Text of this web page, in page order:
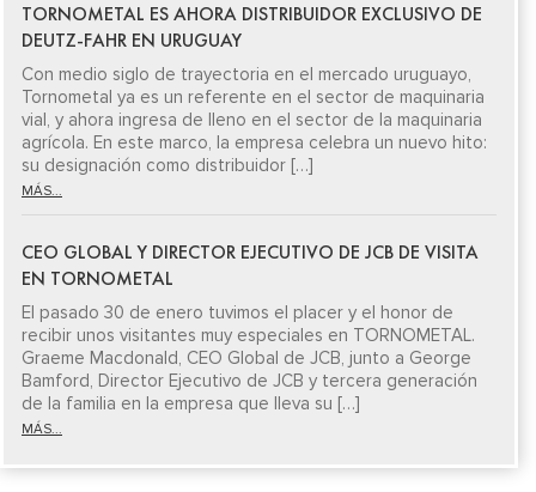
TORNOMETAL ES AHORA DISTRIBUIDOR EXCLUSIVO DE
DEUTZ-FAHR EN URUGUAY
Con medio siglo de trayectoria en el mercado uruguayo,
Tornometal ya es un referente en el sector de maquinaria
vial, y ahora ingresa de lleno en el sector de la maquinaria
agrícola. En este marco, la empresa celebra un nuevo hito:
su designación como distribuidor […]
MÁS...
CEO GLOBAL Y DIRECTOR EJECUTIVO DE JCB DE VISITA
EN TORNOMETAL
El pasado 30 de enero tuvimos el placer y el honor de
recibir unos visitantes muy especiales en TORNOMETAL.
Graeme Macdonald, CEO Global de JCB, junto a George
Bamford, Director Ejecutivo de JCB y tercera generación
de la familia en la empresa que lleva su […]
MÁS...